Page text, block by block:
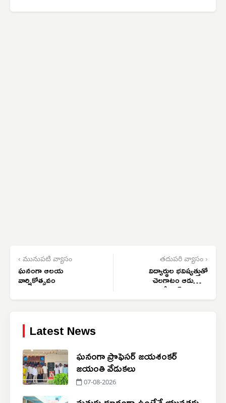
‹ మునుపటి వ్యాసం
ఘనంగా ఆలయ
వార్షికోత్సవం
తదుపరి వ్యాసం ›
విద్యార్థుల భవిష్యత్తుతో
చెలగాటం ఆడుతున్న
రేవంత్ ప్రభుత్వం
Latest News
ఘనంగా ప్రొఫెసర్ జయశంకర్
జయంతి వేడుకలు
07-08-2026